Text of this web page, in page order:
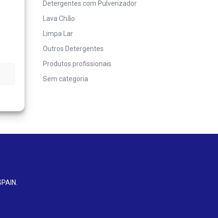
Detergentes com Pulverizador
Lava Chão
Limpa Lar
Outros Detergentes
Produtos profissionais
Sem categoria